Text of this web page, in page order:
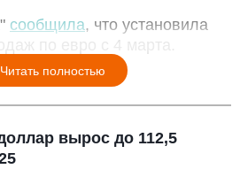
сообщила, что установила
по евро с 4 марта.
Читать полностью
вырос до 112,5